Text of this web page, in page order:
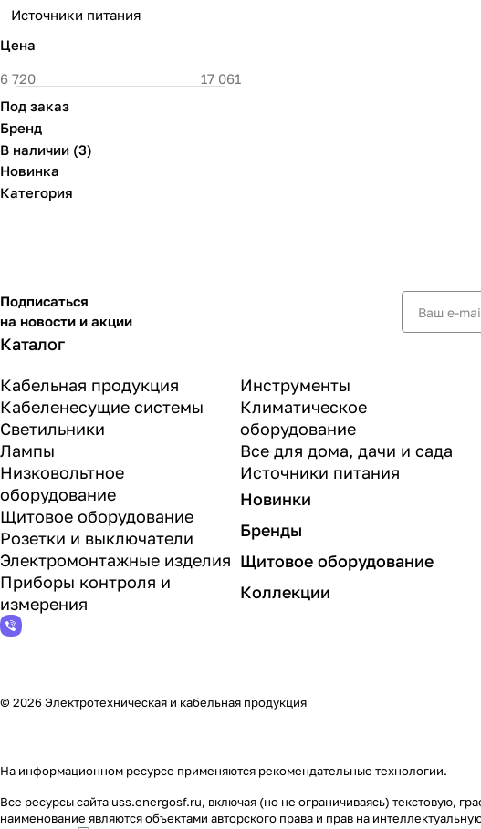
Источники питания
Цена
Под заказ
Бренд
В наличии (3)
Новинка
Категория
Подписаться
на новости и акции
Каталог
Кабельная продукция
Кабеленесущие системы
Светильники
Лампы
Низковольтное
оборудование
Щитовое оборудование
Розетки и выключатели
Электромонтажные изделия
Приборы контроля и
измерения
Инструменты
Климатическое
оборудование
Все для дома, дачи и сада
Источники питания
Новинки
Бренды
Щитовое оборудование
Коллекции
© 2026 Электротехническая и кабельная продукция
На информационном ресурсе применяются рекомендательные технологии.
Все ресурсы сайта uss.energosf.ru, включая (но не ограничиваясь) текстовую,
наименование являются объектами авторского права и прав на